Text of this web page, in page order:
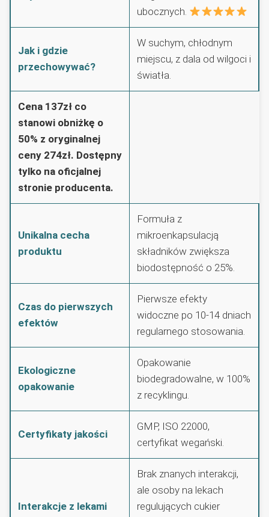
ubocznych.
Jak i gdzie
przechowywać?
W suchym, chłodnym
miejscu, z dala od wilgoci i
światła.
Cena 137zł co
stanowi obniżkę o
50% z oryginalnej
ceny 274zł. Dostępny
tylko na oficjalnej
stronie producenta.
Unikalna cecha
produktu
Formuła z
mikroenkapsulacją
składników zwiększa
biodostępność o 25%.
Czas do pierwszych
efektów
Pierwsze efekty
widoczne po 10-14 dniach
regularnego stosowania.
Ekologiczne
opakowanie
Opakowanie
biodegradowalne, w 100%
z recyklingu.
Certyfikaty jakości
GMP, ISO 22000,
certyfikat wegański.
Interakcje z lekami
Brak znanych interakcji,
ale osoby na lekach
regulujących cukier